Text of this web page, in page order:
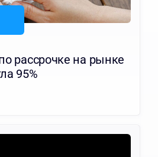
рассрочке на рынке
95%